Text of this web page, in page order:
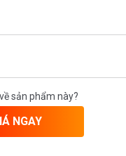
sản phẩm này?
NGAY